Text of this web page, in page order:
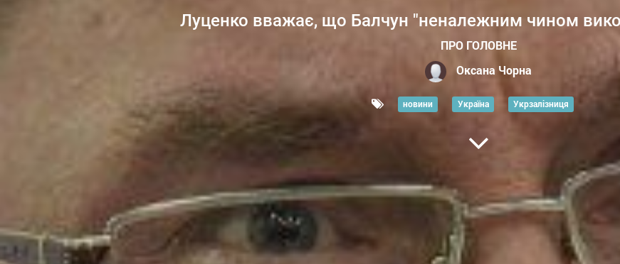
Луценко вважає, що Балчун "неналежним чином
ПРО ГОЛОВНЕ
Оксана Чорна
новини Україна Укрзалізниця